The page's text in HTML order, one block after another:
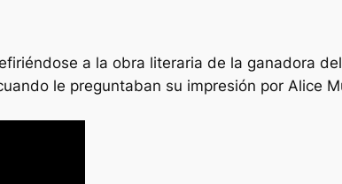
a la obra literaria de la ganadora
le preguntaban su impresión por Alice